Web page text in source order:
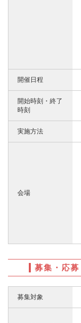
開催日程
開始時刻・終了
時刻
実施方法
会場
募集・応募
募集対象